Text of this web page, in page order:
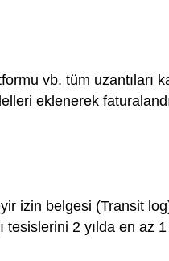
vb. tüm uzantıları
eklenerek
izin belgesi (Transit
tesislerini 2 yılda en az